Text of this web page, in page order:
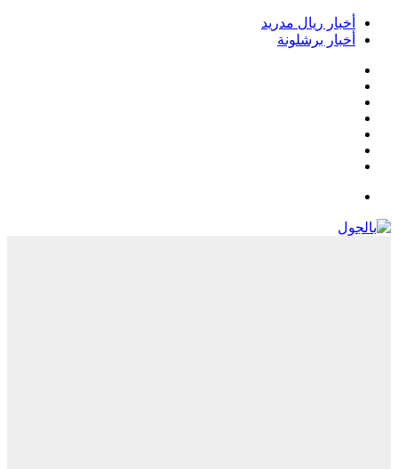
أخبار ريال مدريد
أخبار برشلونة